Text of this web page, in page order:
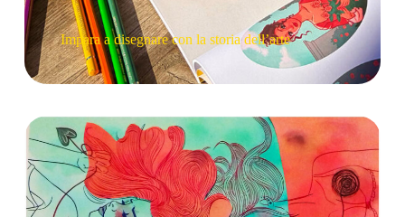
Impara a disegnare con la storia dell’arte